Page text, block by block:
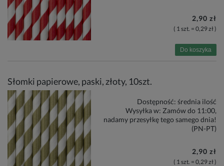
2,90 zł
( 1 szt. = 0,29 zł )
Do koszyka
Słomki papierowe, paski, złoty, 10szt.
Dostępność: średnia ilość
Wysyłka w: Zamów do 11:00,
nadamy przesyłkę tego samego dnia!
(PN-PT)
2,90 zł
( 1 szt. = 0,29 zł )